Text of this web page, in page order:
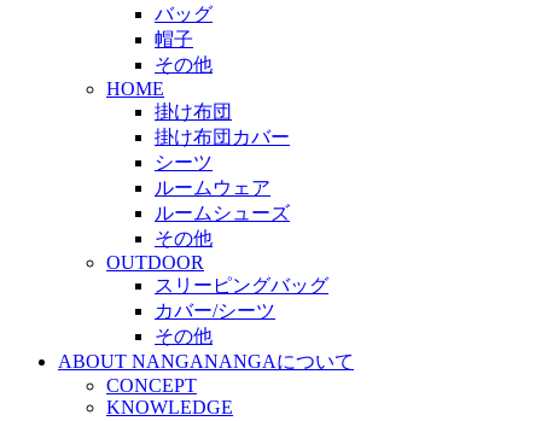
バッグ
帽子
その他
HOME
掛け布団
掛け布団カバー
シーツ
ルームウェア
ルームシューズ
その他
OUTDOOR
スリーピングバッグ
カバー/シーツ
その他
ABOUT NANGANANGAについて
CONCEPT
KNOWLEDGE